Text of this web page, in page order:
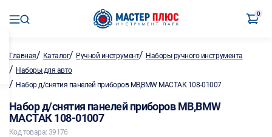
0
Главная/ Каталог/ Ручной инструмент/ Наборы ручного инструмента
/ Наборы для авто
/ Набор д/снятия панелей приборов MB,BMW МАСТАК 108-01007
Набор д/снятия панелей приборов MB,BMW
МАСТАК 108-01007
Код товара: 39176